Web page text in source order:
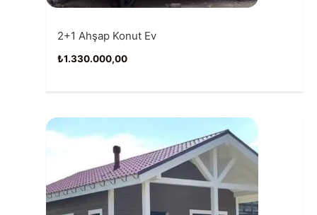
2+1 Ahşap Konut Ev
₺1.330.000,00